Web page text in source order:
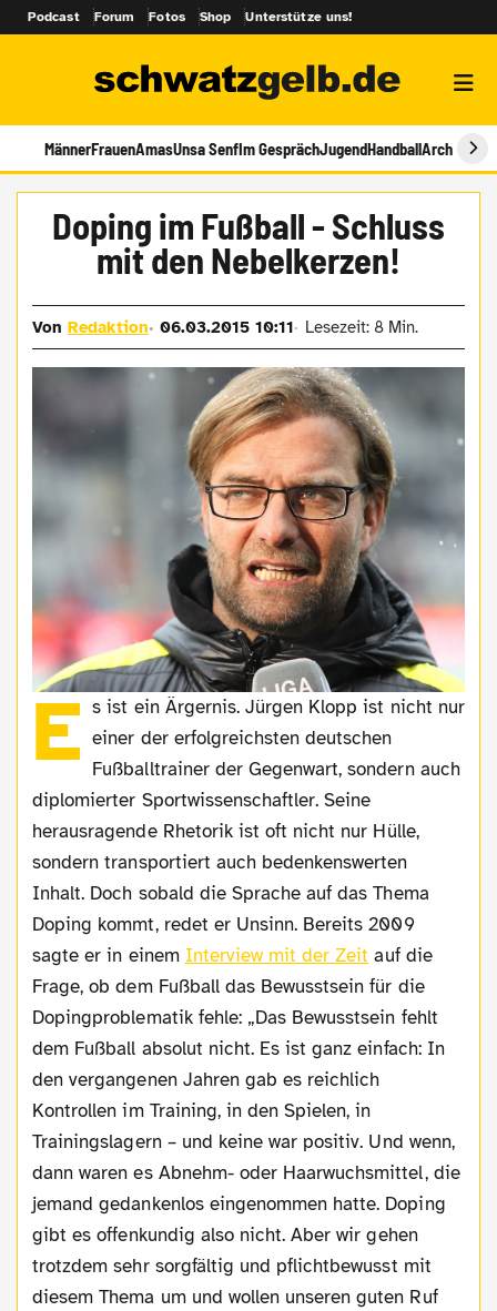
Podcast Forum Fotos Shop Unterstütze uns!
MännerFrauenAmasUnsa SenfIm GesprächJugendHandballArchiv
Doping im Fußball - Schluss
mit den Nebelkerzen!
VonRedaktion 06.03.2015 10:11 Lesezeit: 8 Min.
E s ist ein Ärgernis. Jürgen Klopp ist nicht nur
einer der erfolgreichsten deutschen
Fußballtrainer der Gegenwart, sondern auch
diplomierter Sportwissenschaftler. Seine
herausragende Rhetorik ist oft nicht nur Hülle,
sondern transportiert auch bedenkenswerten
Inhalt. Doch sobald die Sprache auf das Thema
Doping kommt, redet er Unsinn. Bereits 2009
sagte er in einem Interview mit der Zeit auf die
Frage, ob dem Fußball das Bewusstsein für die
Dopingproblematik fehle: „Das Bewusstsein fehlt
dem Fußball absolut nicht. Es ist ganz einfach: In
den vergangenen Jahren gab es reichlich
Kontrollen im Training, in den Spielen, in
Trainingslagern – und keine war positiv. Und wenn,
dann waren es Abnehm- oder Haarwuchsmittel, die
jemand gedankenlos eingenommen hatte. Doping
gibt es offenkundig also nicht. Aber wir gehen
trotzdem sehr sorgfältig und pflichtbewusst mit
diesem Thema um und wollen unseren guten Ruf